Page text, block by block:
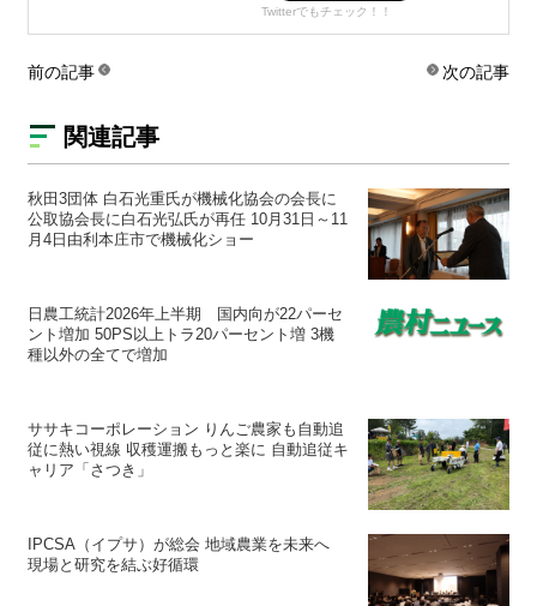
Twitterでもチェック！！
前の記事 次の記事
関連記事
秋田3団体 白石光重氏が機械化協会の会長に
公取協会長に白石光弘氏が再任 10月31日～11
月4日由利本庄市で機械化ショー
日農工統計2026年上半期 国内向が22パーセ
ント増加 50PS以上トラ20パーセント増 3機
種以外の全てで増加
ササキコーポレーション りんご農家も自動追
従に熱い視線 収穫運搬もっと楽に 自動追従キ
ャリア「さつき」
IPCSA（イプサ）が総会 地域農業を未来へ
現場と研究を結ぶ好循環